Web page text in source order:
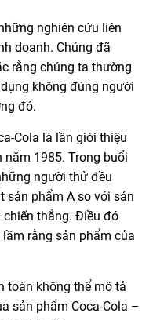
nghiên cứu liên
doanh. Chúng đã
rằng chúng ta thường
không đúng người
đó.
Cola là lần giới thiệu
năm 1985. Trong buổi
người thử đều
sản phẩm A so với sản
chiến thắng. Điều đó
rằng sản phẩm của
toàn không thể mô tả
sản phẩm Coca-Cola –